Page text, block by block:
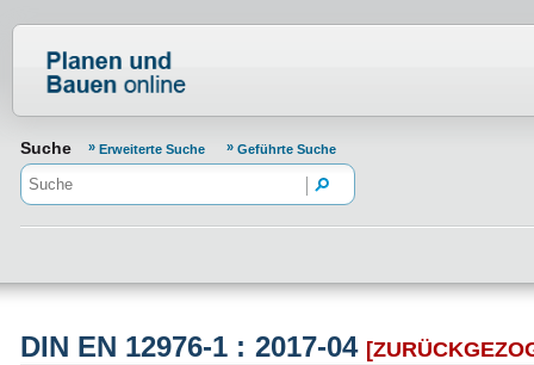
Suche Erweiterte Suche Geführte Suche
DIN EN 12976-1 : 2017-04